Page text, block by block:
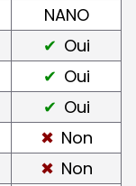
NANO
Oui
Oui
Oui
Non
Non